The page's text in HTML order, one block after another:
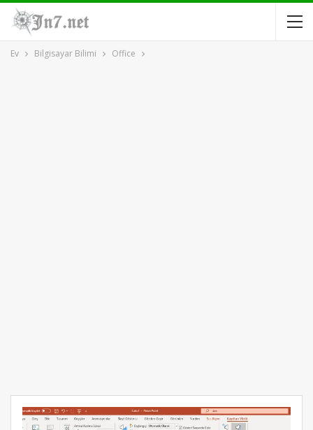
Ev Bilgisayar Bilimi Office